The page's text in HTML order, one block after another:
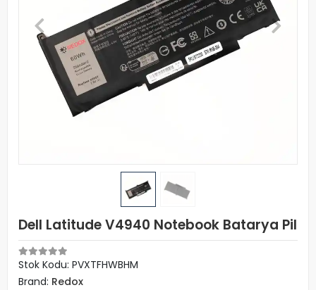
Dell Latitude V4940 Notebook Batarya Pil
Stok Kodu: PVXTFHWBHM
Brand: Redox